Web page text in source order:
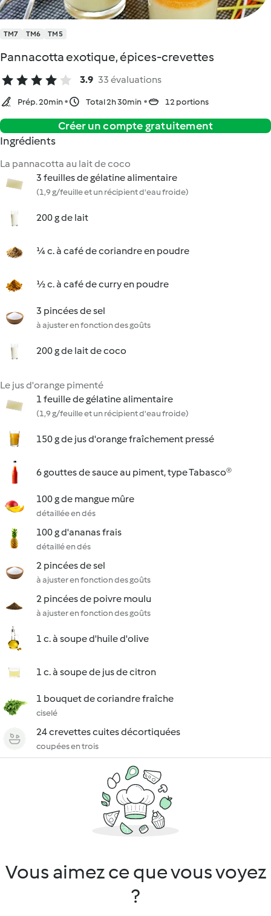
TM7 TM6 TM5
Pannacotta exotique, épices-crevettes
3.9 33 évaluations
Prép. 20min Total 2h 30min 12 portions
Créer un compte gratuitement
Ingrédients
La pannacotta au lait de coco
3 feuilles de gélatine alimentaire
(1,9 g/feuille et un récipient d'eau froide)
200 g de lait
¼ c. à café de coriandre en poudre
½ c. à café de curry en poudre
3 pincées de sel
à ajuster en fonction des goûts
200 g de lait de coco
Le jus d'orange pimenté
1 feuille de gélatine alimentaire
(1,9 g/feuille et un récipient d'eau froide)
150 g de jus d'orange fraîchement pressé
6 gouttes de sauce au piment, type Tabasco®
100 g de mangue mûre
détaillée en dés
100 g d'ananas frais
détaillé en dés
2 pincées de sel
à ajuster en fonction des goûts
2 pincées de poivre moulu
à ajuster en fonction des goûts
1 c. à soupe d'huile d'olive
1 c. à soupe de jus de citron
1 bouquet de coriandre fraîche
ciselé
24 crevettes cuites décortiquées
coupées en trois
Vous aimez ce que vous voyez
?